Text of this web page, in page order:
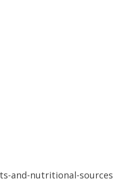
and-nutritional-sources